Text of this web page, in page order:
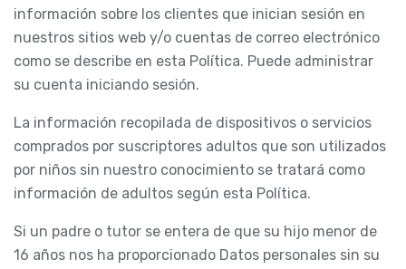
información sobre los clientes que inician sesión en
nuestros sitios web y/o cuentas de correo electrónico
como se describe en esta Política. Puede administrar
su cuenta iniciando sesión.
La información recopilada de dispositivos o servicios
comprados por suscriptores adultos que son utilizados
por niños sin nuestro conocimiento se tratará como
información de adultos según esta Política.
Si un padre o tutor se entera de que su hijo menor de
16 años nos ha proporcionado Datos personales sin su